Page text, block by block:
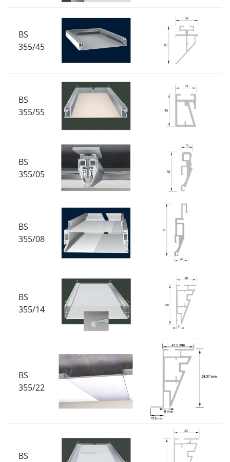
BS
355/45
BS
355/55
BS
355/05
BS
355/08
BS
355/14
BS
355/22
BS